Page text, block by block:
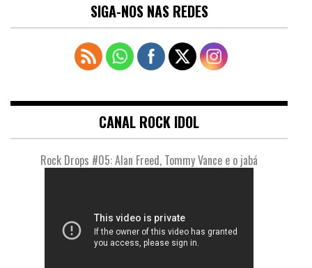
SIGA-NOS NAS REDES
CANAL ROCK IDOL
Rock Drops #05: Alan Freed, Tommy Vance e o jabá